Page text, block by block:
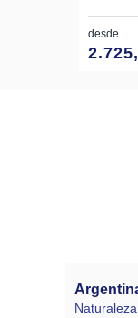
desde
Naturaleza